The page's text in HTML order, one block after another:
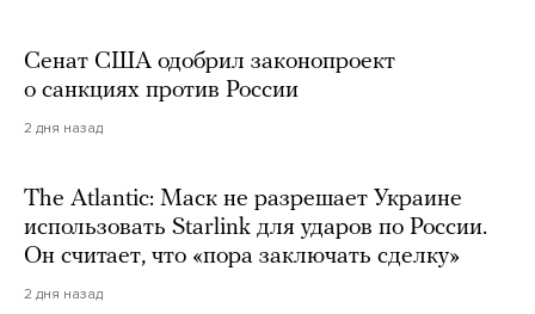
Сенат США одобрил законопроект
о санкциях против России
2 дня назад
The Atlantic: Маск не разрешает Украине
использовать Starlink для ударов по России.
Он считает, что «пора заключать сделку»
2 дня назад